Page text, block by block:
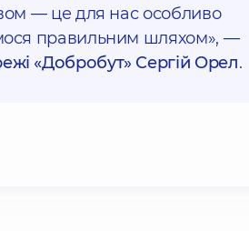
— це для нас особливо
правильним шляхом», —
«Добробут» Сергій Орел.